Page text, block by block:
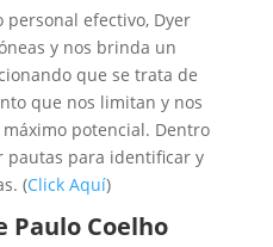
efectivo, Dyer
y nos brinda un
que se trata de
que nos limitan y nos
potencial. Dentro
para identificar y
(Click Aquí)
Paulo Coelho